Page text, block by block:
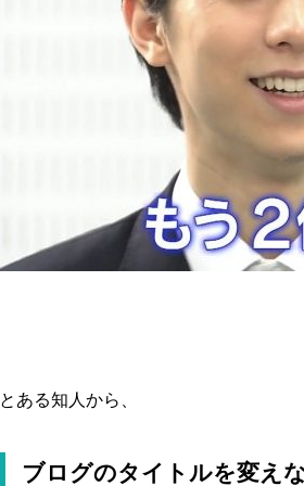
とある知人から、
ブログのタイトルを変え